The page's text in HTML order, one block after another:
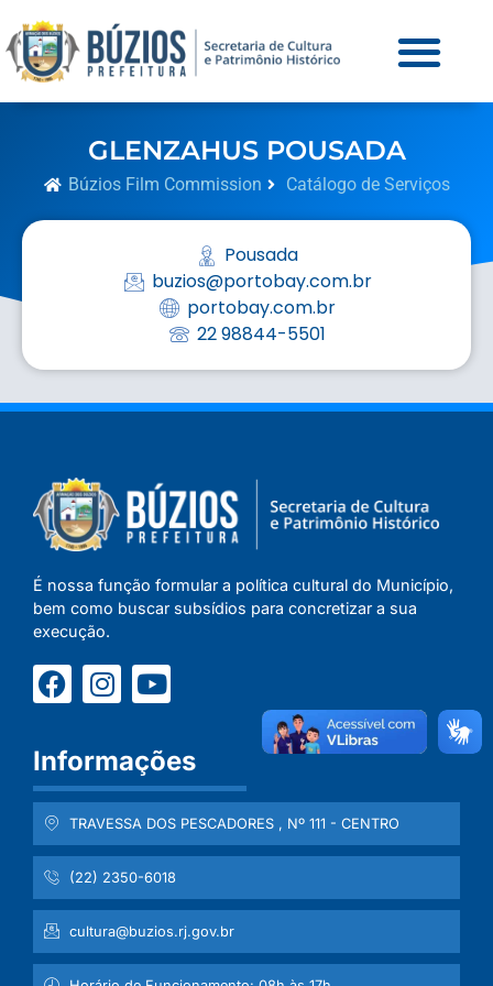
GLENZAHUS POUSADA
Búzios Film Commission Catálogo de Serviços
Pousada
buzios@portobay.com.br
portobay.com.br
22 98844-5501
É nossa função formular a política cultural do Município,
bem como buscar subsídios para concretizar a sua
execução.
Informações
TRAVESSA DOS PESCADORES , Nº 111 - CENTRO
(22) 2350-6018
cultura@buzios.rj.gov.br